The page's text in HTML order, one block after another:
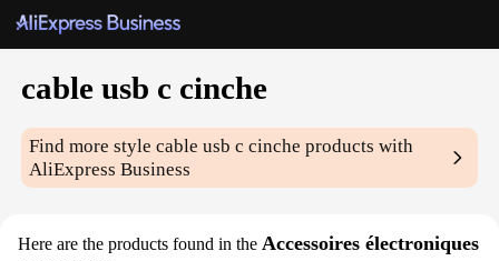
cable usb c cinche
Find more stylecable usb c cinche products with
AliExpress Business
Here are the products found in the Accessoires électroniques